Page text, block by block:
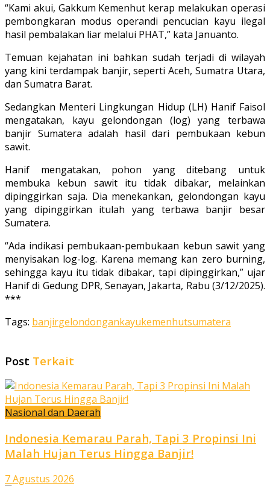
“Kami akui, Gakkum Kemenhut kerap melakukan operasi
pembongkaran modus operandi pencucian kayu ilegal
hasil pembalakan liar melalui PHAT,” kata Januanto.
Temuan kejahatan ini bahkan sudah terjadi di wilayah
yang kini terdampak banjir, seperti Aceh, Sumatra Utara,
dan Sumatra Barat.
Sedangkan Menteri Lingkungan Hidup (LH) Hanif Faisol
mengatakan, kayu gelondongan (log) yang terbawa
banjir Sumatera adalah hasil dari pembukaan kebun
sawit.
Hanif mengatakan, pohon yang ditebang untuk
membuka kebun sawit itu tidak dibakar, melainkan
dipinggirkan saja. Dia menekankan, gelondongan kayu
yang dipinggirkan itulah yang terbawa banjir besar
Sumatera.
“Ada indikasi pembukaan-pembukaan kebun sawit yang
menyisakan log-log. Karena memang kan zero burning,
sehingga kayu itu tidak dibakar, tapi dipinggirkan,” ujar
Hanif di Gedung DPR, Senayan, Jakarta, Rabu (3/12/2025).
***
Tags: banjirgelondongankayukemenhutsumatera
Post Terkait
Nasional dan Daerah
Indonesia Kemarau Parah, Tapi 3 Propinsi Ini
Malah Hujan Terus Hingga Banjir!
7 Agustus 2026